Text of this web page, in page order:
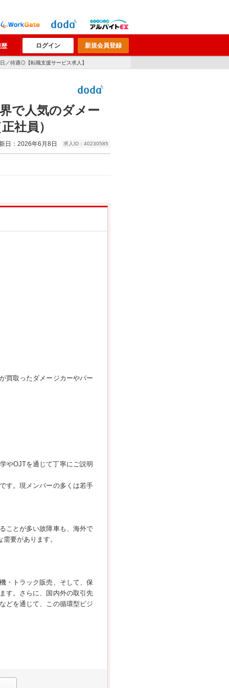
歴 ログイン 新規会員登録
／待遇◎【転職支援サービス求人】
で人気のダメー
社員）
日：2026年6月8日 求人ID：40230585
買取ったダメージカーやパー
やOJTを通じて丁寧にご説明
す。現メンバーの多くは若手
ことが多い故障車も、海外で
要があります。
・トラック販売、そして、保
す。さらに、国内外の取引先
どを通じて、この循環型ビジ